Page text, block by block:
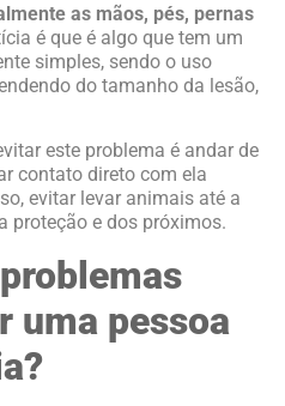
as mãos, pés, pernas
é que é algo que tem um
simples, sendo o uso
do tamanho da lesão,
este problema é andar de
contato direto com ela
evitar levar animais até a
proteção e dos próximos.
uma pessoa